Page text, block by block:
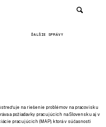
ĎALŠIE SPRÁVY
na riešenie problémov na pracovisku
a požiadavky pracujúcich na Slovensku aj v
pracujúcich (MAP), ktorá v súčasnosti